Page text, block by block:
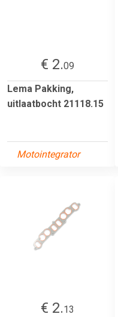
€ 2.09
Lema Pakking,
uitlaatbocht 21118.15
Motointegrator
€ 2.13